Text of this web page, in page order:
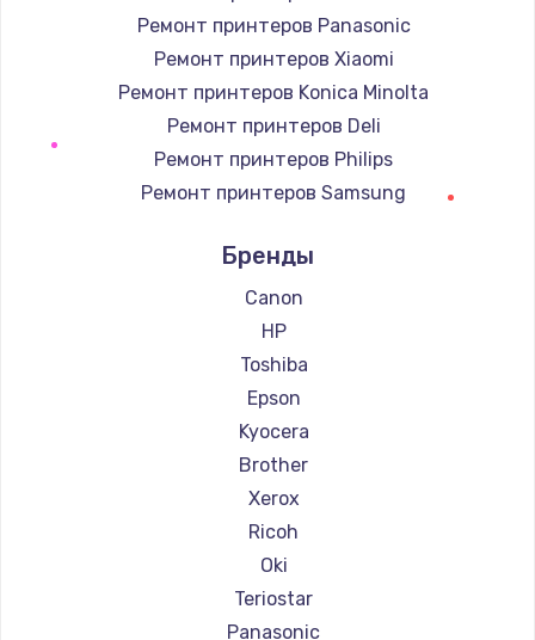
Заказать
Замена платы сенсора
Заказать
900 руб.
Заказать
Заказать
Заказать
Ремонт принтеров Panasonic
Ремонт принтеров Xiaomi
Ремонт принтеров Konica Minolta
Ремонт принтеров Deli
Ремонт принтеров Philips
Ремонт принтеров Samsung
Ремонт принтеров Lexmark
Ремонт принтеров Sharp
Ремонт принтеров TSC
Ремонт принтеров Fujitsu
Ремонт принтеров Godex
Бренды
Canon
HP
Toshiba
Epson
Kyocera
Brother
Xerox
Ricoh
Oki
Teriostar
Panasonic